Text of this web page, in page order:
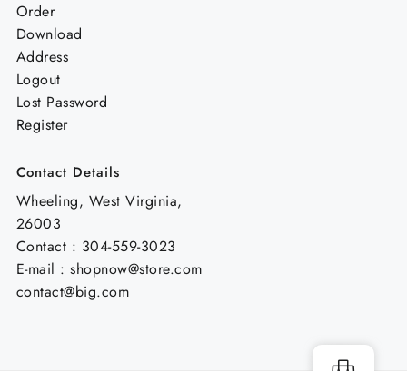
Order
Download
Address
Logout
Lost Password
Register
Contact Details
Wheeling, West Virginia,
26003
Contact : 304-559-3023
E-mail : shopnow@store.com
contact@big.com